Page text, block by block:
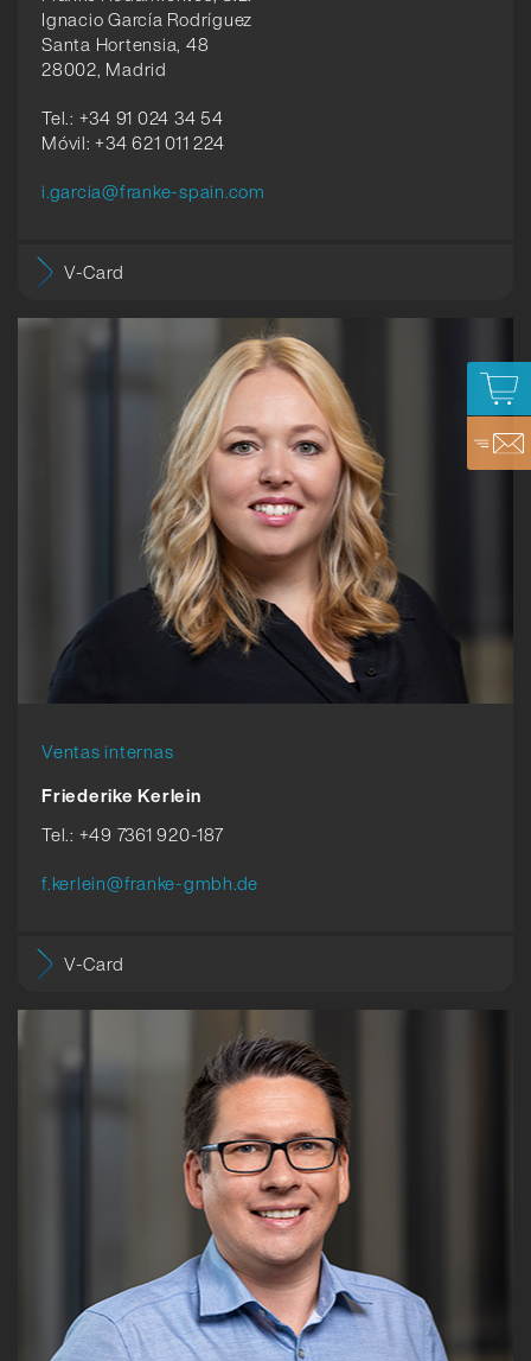
Ignacio García Rodríguez
Santa Hortensia, 48
28002, Madrid
Tel.: +34 91 024 34 54
Móvil: +34 621 011 224
i.garcia@franke-spain.com
V-Card
Ventas internas
Friederike Kerlein
Tel.: +49 7361 920-187
f.kerlein@franke-gmbh.de
V-Card